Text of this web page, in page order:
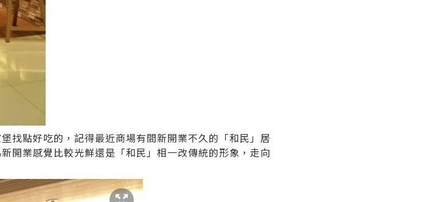
找點好吃的，記得最近商場有間新開業不久的「和民」居
開業感覺比較光鮮還是「和民」相一改傳統的形象，走向